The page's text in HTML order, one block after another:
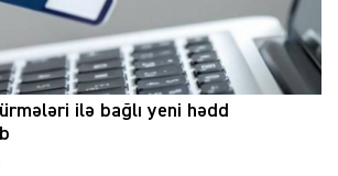
ilə bağlı yeni hədd